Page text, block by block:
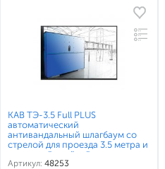
КАВ ТЭ-3.5 Full PLUS
автоматический
антивандальный шлагбаум со
стрелой для проезда 3.5 метра и
приемной стойкой
Артикул: 48253